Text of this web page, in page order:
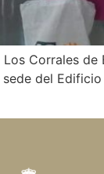
Corrales
del